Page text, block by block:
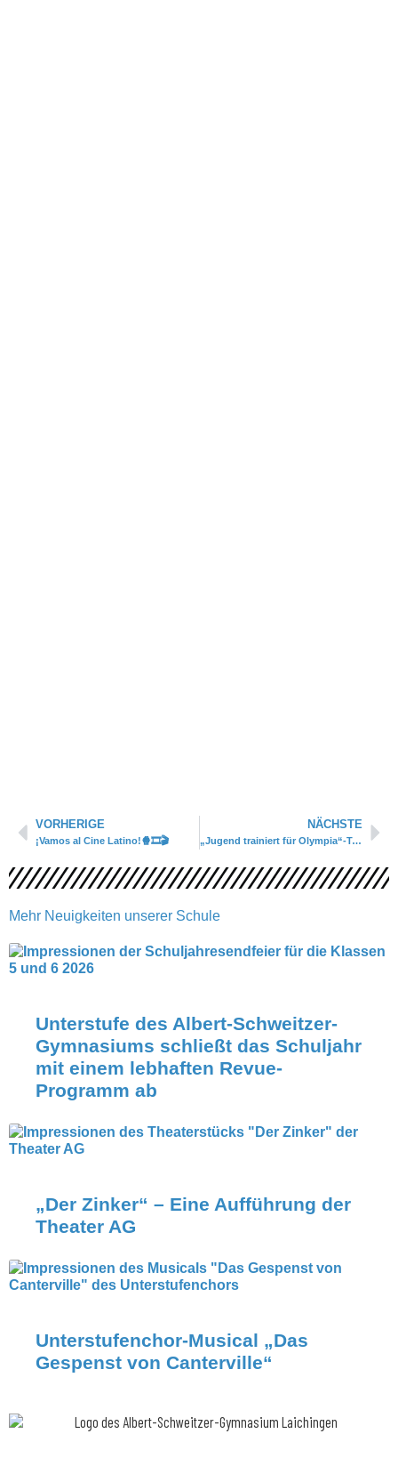
Zurück
VORHERIGE
¡Vamos al Cine Latino!🍿🎞🎬
NÄCHSTE
„Jugend trainiert für Olympia“-Tennisteam auch 2026 im Landesfinale
Mehr Neuigkeiten unserer Schule
Unterstufe des Albert-Schweitzer-
Gymnasiums schließt das Schuljahr
mit einem lebhaften Revue-
Programm ab
„Der Zinker“ – Eine Aufführung der
Theater AG
Unterstufenchor-Musical „Das
Gespenst von Canterville“